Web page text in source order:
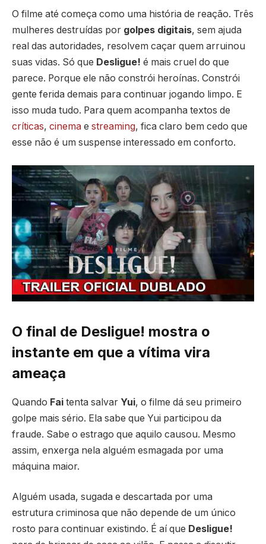
O filme até começa como uma história de reação. Três
mulheres destruídas por golpes digitais, sem ajuda
real das autoridades, resolvem caçar quem arruinou
suas vidas. Só que Desligue! é mais cruel do que
parece. Porque ele não constrói heroínas. Constrói
gente ferida demais para continuar jogando limpo. E
isso muda tudo. Para quem acompanha textos de
críticas, cinema e streaming, fica claro bem cedo que
esse não é um suspense interessado em conforto.
O final de Desligue! mostra o
instante em que a vítima vira
ameaça
Quando Fai tenta salvar Yui, o filme dá seu primeiro
golpe mais sério. Ela sabe que Yui participou da
fraude. Sabe o estrago que aquilo causou. Mesmo
assim, enxerga nela alguém esmagada por uma
máquina maior.
Alguém usada, sugada e descartada por uma
estrutura criminosa que não depende de um único
rosto para continuar existindo. É aí que Desligue!